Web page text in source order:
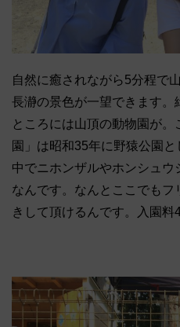
自然に癒されながら5分程で
長瀞の景色が一望できます。
ところには山頂の動物園が
園」は昭和35年に野猿公園
中でニホンザルやホンシュウ
なんです。なんとここでもフ
きして頂けるんです。入園料